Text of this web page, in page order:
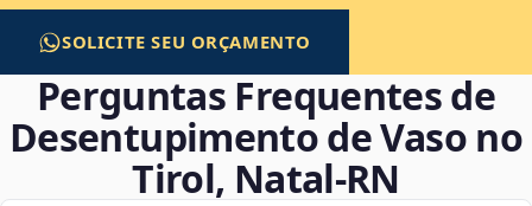
SOLICITE SEU ORÇAMENTO
Perguntas Frequentes de
Desentupimento de Vaso no
Tirol, Natal‑RN